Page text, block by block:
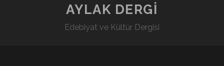
AYLAK DERGİ
Edebiyat ve Kültür Dergisi